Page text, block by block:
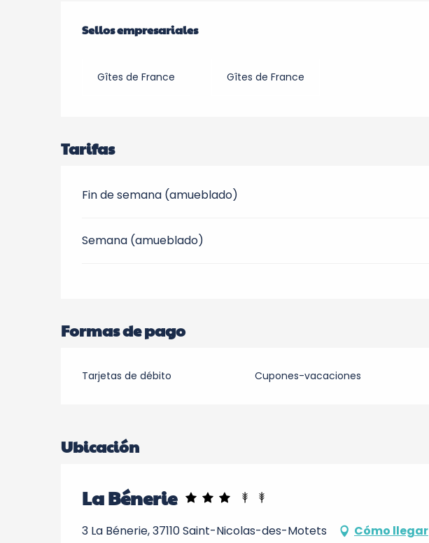
Oferta de prestaciones
Sellos empresariales
Sellos empresariales
Gîtes de France Gîtes de France
Tarifas
Fin de semana (amueblado)
Semana (amueblado)
Formas de pago
Tarjetas de débito Cupones-vacaciones
Ubicación
La Bénerie
3 La Bénerie, 37110 Saint-Nicolas-des-Motets Cómo llegar